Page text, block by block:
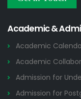
2026
Academic &
Academic
Academic
Admission for
Admission for